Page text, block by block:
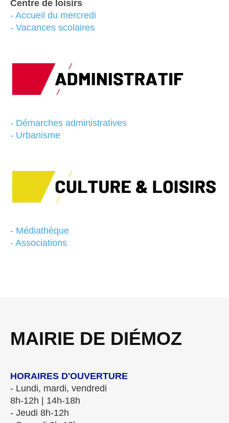
Centre de loisirs
- Accueil du mercredi
- Vacances scolaires
- Démarches administratives
- Urbanisme
- Médiathèque
- Associations
MAIRIE DE DIÉMOZ
HORAIRES D'OUVERTURE
- Lundi, mardi, vendredi
8h-12h | 14h-18h
- Jeudi 8h-12h